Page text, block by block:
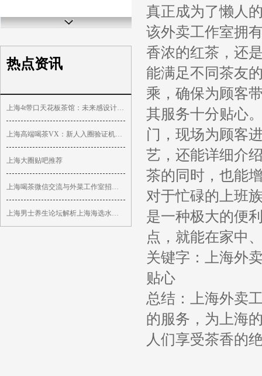
热点资讯
上海4t带口天花板茶馆：未来感设计颠覆传统印象_391
上海高端喝茶VX：新人入圈验证机制_418
上海大圈贴吧推荐
上海喝茶微信交流与外菜工作室招聘_278
上海男士养生论坛解析上海海选水磨坊地址_79
真正成为了懒人
该外卖工作室拥
香浓的红茶，还
能满足不同茶友
乘，确保为顾客
其服务十分贴心
门，现场为顾客
艺，还能详细介
茶的同时，也能
对于忙碌的上班
是一种极大的便
点，就能在家中
关键字：上海外
贴心
总结：上海外卖
的服务，为上海
人们享受茶香的